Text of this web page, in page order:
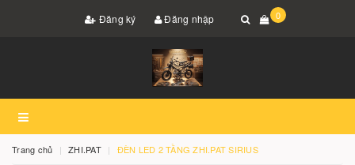
Đăng ký Đăng nhập 0
Trang chủ ZHI.PAT ĐÈN LED 2 TẦNG ZHI.PAT SIRIUS